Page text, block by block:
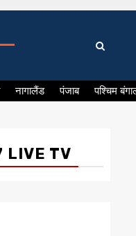
नागालैंड पंजाब पश्चिम
LIVE TV